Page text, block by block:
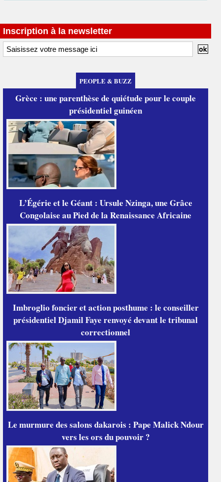
Inscription à la newsletter
PEOPLE & BUZZ
Grèce : une parenthèse de quiétude pour le couple
présidentiel guinéen
L’Égérie et le Géant : Ursule Nzinga, une Grâce
Congolaise au Pied de la Renaissance Africaine
Imbroglio foncier et action posthume : le conseiller
présidentiel Djamil Faye renvoyé devant le tribunal
correctionnel
Le murmure des salons dakarois : Pape Malick Ndour
vers les ors du pouvoir ?